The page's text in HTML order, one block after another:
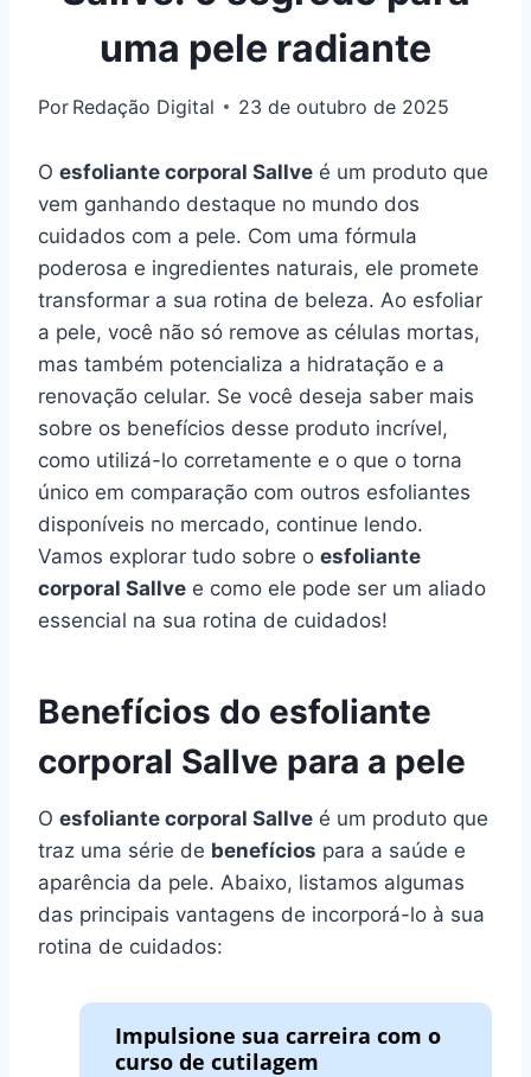
uma pele radiante
Por Redação Digital 23 de outubro de 2025
O esfoliante corporal Sallve é um produto que
vem ganhando destaque no mundo dos
cuidados com a pele. Com uma fórmula
poderosa e ingredientes naturais, ele promete
transformar a sua rotina de beleza. Ao esfoliar
a pele, você não só remove as células mortas,
mas também potencializa a hidratação e a
renovação celular. Se você deseja saber mais
sobre os benefícios desse produto incrível,
como utilizá-lo corretamente e o que o torna
único em comparação com outros esfoliantes
disponíveis no mercado, continue lendo.
Vamos explorar tudo sobre o esfoliante
corporal Sallve e como ele pode ser um aliado
essencial na sua rotina de cuidados!
Benefícios do esfoliante
corporal Sallve para a pele
O esfoliante corporal Sallve é um produto que
traz uma série de benefícios para a saúde e
aparência da pele. Abaixo, listamos algumas
das principais vantagens de incorporá-lo à sua
rotina de cuidados:
Impulsione sua carreira com o
curso de cutilagem